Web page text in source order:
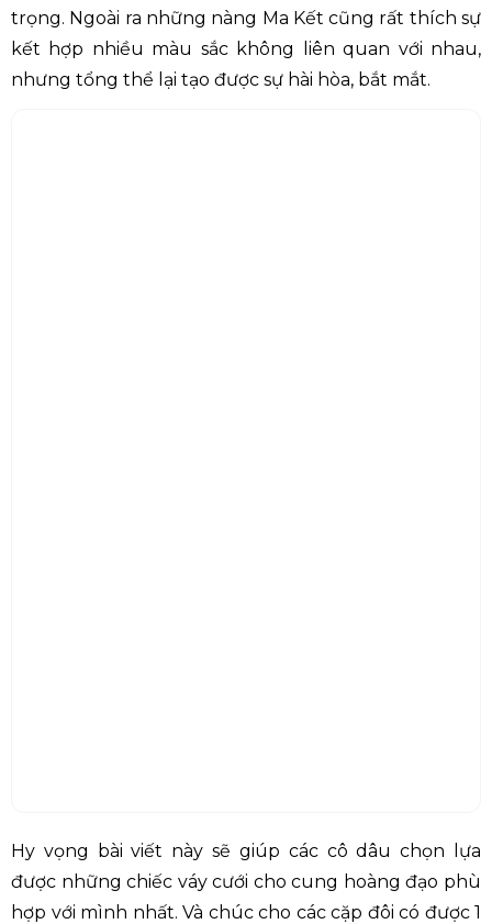
trọng. Ngoài ra những nàng Ma Kết cũng rất thích sự
kết hợp nhiều màu sắc không liên quan với nhau,
nhưng tổng thể lại tạo được sự hài hòa, bắt mắt.
Hy vọng bài viết này sẽ giúp các cô dâu chọn lựa
được những chiếc váy cưới cho cung hoàng đạo phù
hợp với mình nhất. Và chúc cho các cặp đôi có được 1